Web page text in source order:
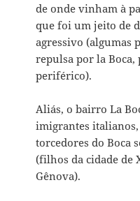
de onde vinham à
que foi um jeito de
agressivo (algumas
repulsa por la
periférico).
Aliás, o bairro La
imigrantes
torcedores do Boca
(filhos da cidade de
Gênova).